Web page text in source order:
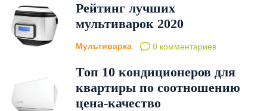
Рейтинг лучших
мультиварок 2020
Мультиварка 0 комментариев
Топ 10 кондиционеров для
квартиры по соотношению
цена-качество